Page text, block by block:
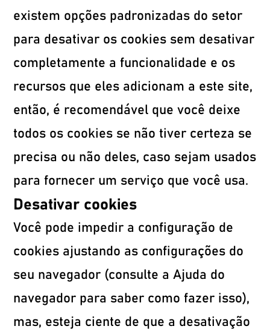
existem opções padronizadas do setor
para desativar os cookies sem desativar
completamente a funcionalidade e os
recursos que eles adicionam a este site,
então, é recomendável que você deixe
todos os cookies se não tiver certeza se
precisa ou não deles, caso sejam usados
​​para fornecer um serviço que você usa.
Desativar cookies
Você pode impedir a configuração de
cookies ajustando as configurações do
seu navegador (consulte a Ajuda do
navegador para saber como fazer isso),
mas, esteja ciente de que a desativação